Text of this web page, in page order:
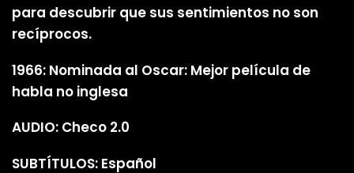
para descubrir que sus sentimientos no son
recíprocos.
1966: Nominada al Oscar: Mejor película de
habla no inglesa
AUDIO: Checo 2.0
SUBTÍTULOS: Español